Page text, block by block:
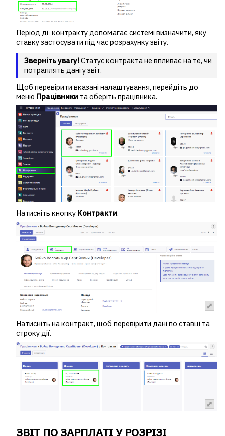
Період дії контракту допомагає системі визначити, яку
ставку застосувати під час розрахунку звіту.
Зверніть увагу!Статус контракта не впливає на те, чи
потраплять дані у звіт.
Щоб перевірити вказані налаштування, перейдіть до
меню Працівники та оберіть працівника.
Натисніть кнопку Контракти.
Натисніть на контракт, щоб перевірити дані по ставці та
строку дії.
ЗВІТ ПО ЗАРПЛАТІ У РОЗРІЗІ